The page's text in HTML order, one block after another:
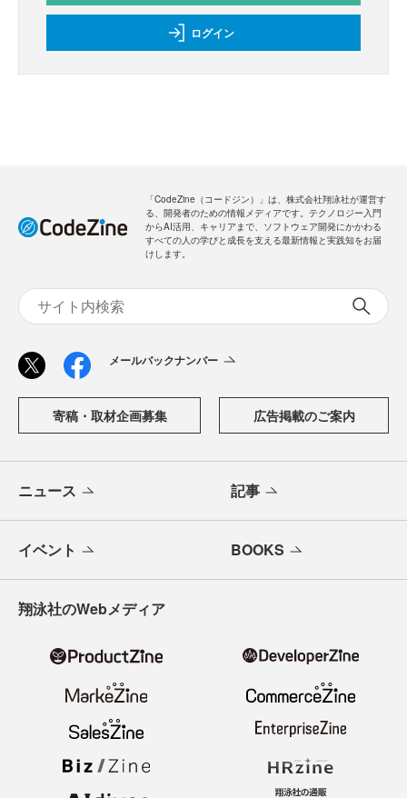
ログイン
「CodeZine（コードジン）」は、株式会社翔泳社が運営す
る、開発者のための情報メディアです。テクノロジー入門
からAI活用、キャリアまで、ソフトウェア開発にかかわる
すべての人の学びと成長を支える最新情報と実践知をお届
けします。
メールバックナンバー
寄稿・取材企画募集 広告掲載のご案内
ニュース 記事
イベント BOOKS
翔泳社のWebメディア